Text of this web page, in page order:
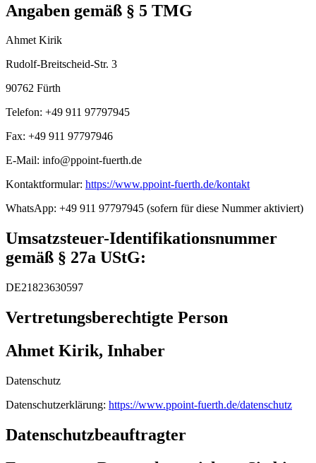
Angaben gemäß § 5 TMG
Ahmet Kirik
Rudolf-Breitscheid-Str. 3
90762 Fürth
Telefon: +49 911 97797945
Fax: +49 911 97797946
E-Mail: info@ppoint-fuerth.de
Kontaktformular: https://www.ppoint-fuerth.de/kontakt
WhatsApp: +49 911 97797945 (sofern für diese Nummer aktiviert)
Umsatzsteuer-Identifikationsnummer
gemäß § 27a UStG:
DE21823630597
Vertretungsberechtigte Person
Ahmet Kirik, Inhaber
Datenschutz
Datenschutzerklärung: https://www.ppoint-fuerth.de/datenschutz
Datenschutzbeauftragter